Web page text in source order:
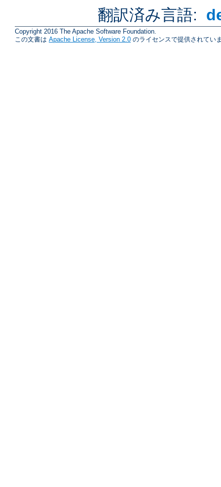
翻訳済み言語:
Copyright 2016 The Apache Software Foundation.
この文書は Apache License, Version 2.0 のライセンスで提供されてい